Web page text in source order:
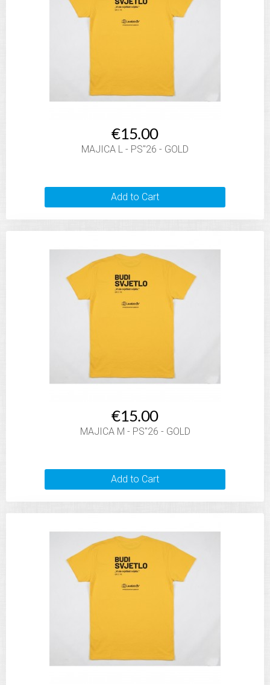
€15.00
MAJICA L - PS"26 - GOLD
Add to Cart
€15.00
MAJICA M - PS"26 - GOLD
Add to Cart